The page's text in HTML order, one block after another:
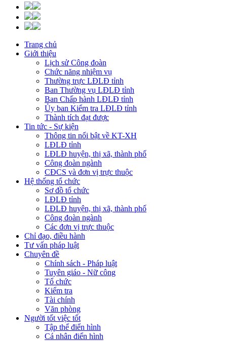
Trang chủ
Giới thiệu
Lịch sử Công đoàn
Chức năng nhiệm vụ
Thường trực LĐLĐ tỉnh
Ban Thường vụ LĐLĐ tỉnh
Ban Chấp hành LĐLĐ tỉnh
Ủy ban Kiểm tra LĐLĐ tỉnh
Thành tích đạt được
Tin tức - Sự kiện
Thông tin nổi bật về KT-XH
LĐLĐ tỉnh
LĐLĐ huyện, thị xã, thành phố
Công đoàn ngành
CĐCS và đơn vị trực thuộc
Hệ thống tổ chức
Sơ đồ tổ chức
LĐLĐ tỉnh
LĐLĐ huyện, thị xã, thành phố
Công đoàn ngành
Các đơn vị trực thuộc
Chỉ đạo, điều hành
Tư vấn pháp luật
Chuyên đề
Chính sách - Pháp luật
Tuyên giáo - Nữ công
Tổ chức
Kiểm tra
Tài chính
Văn phòng
Người tốt việc tốt
Tập thể điển hình
Cá nhân điển hình